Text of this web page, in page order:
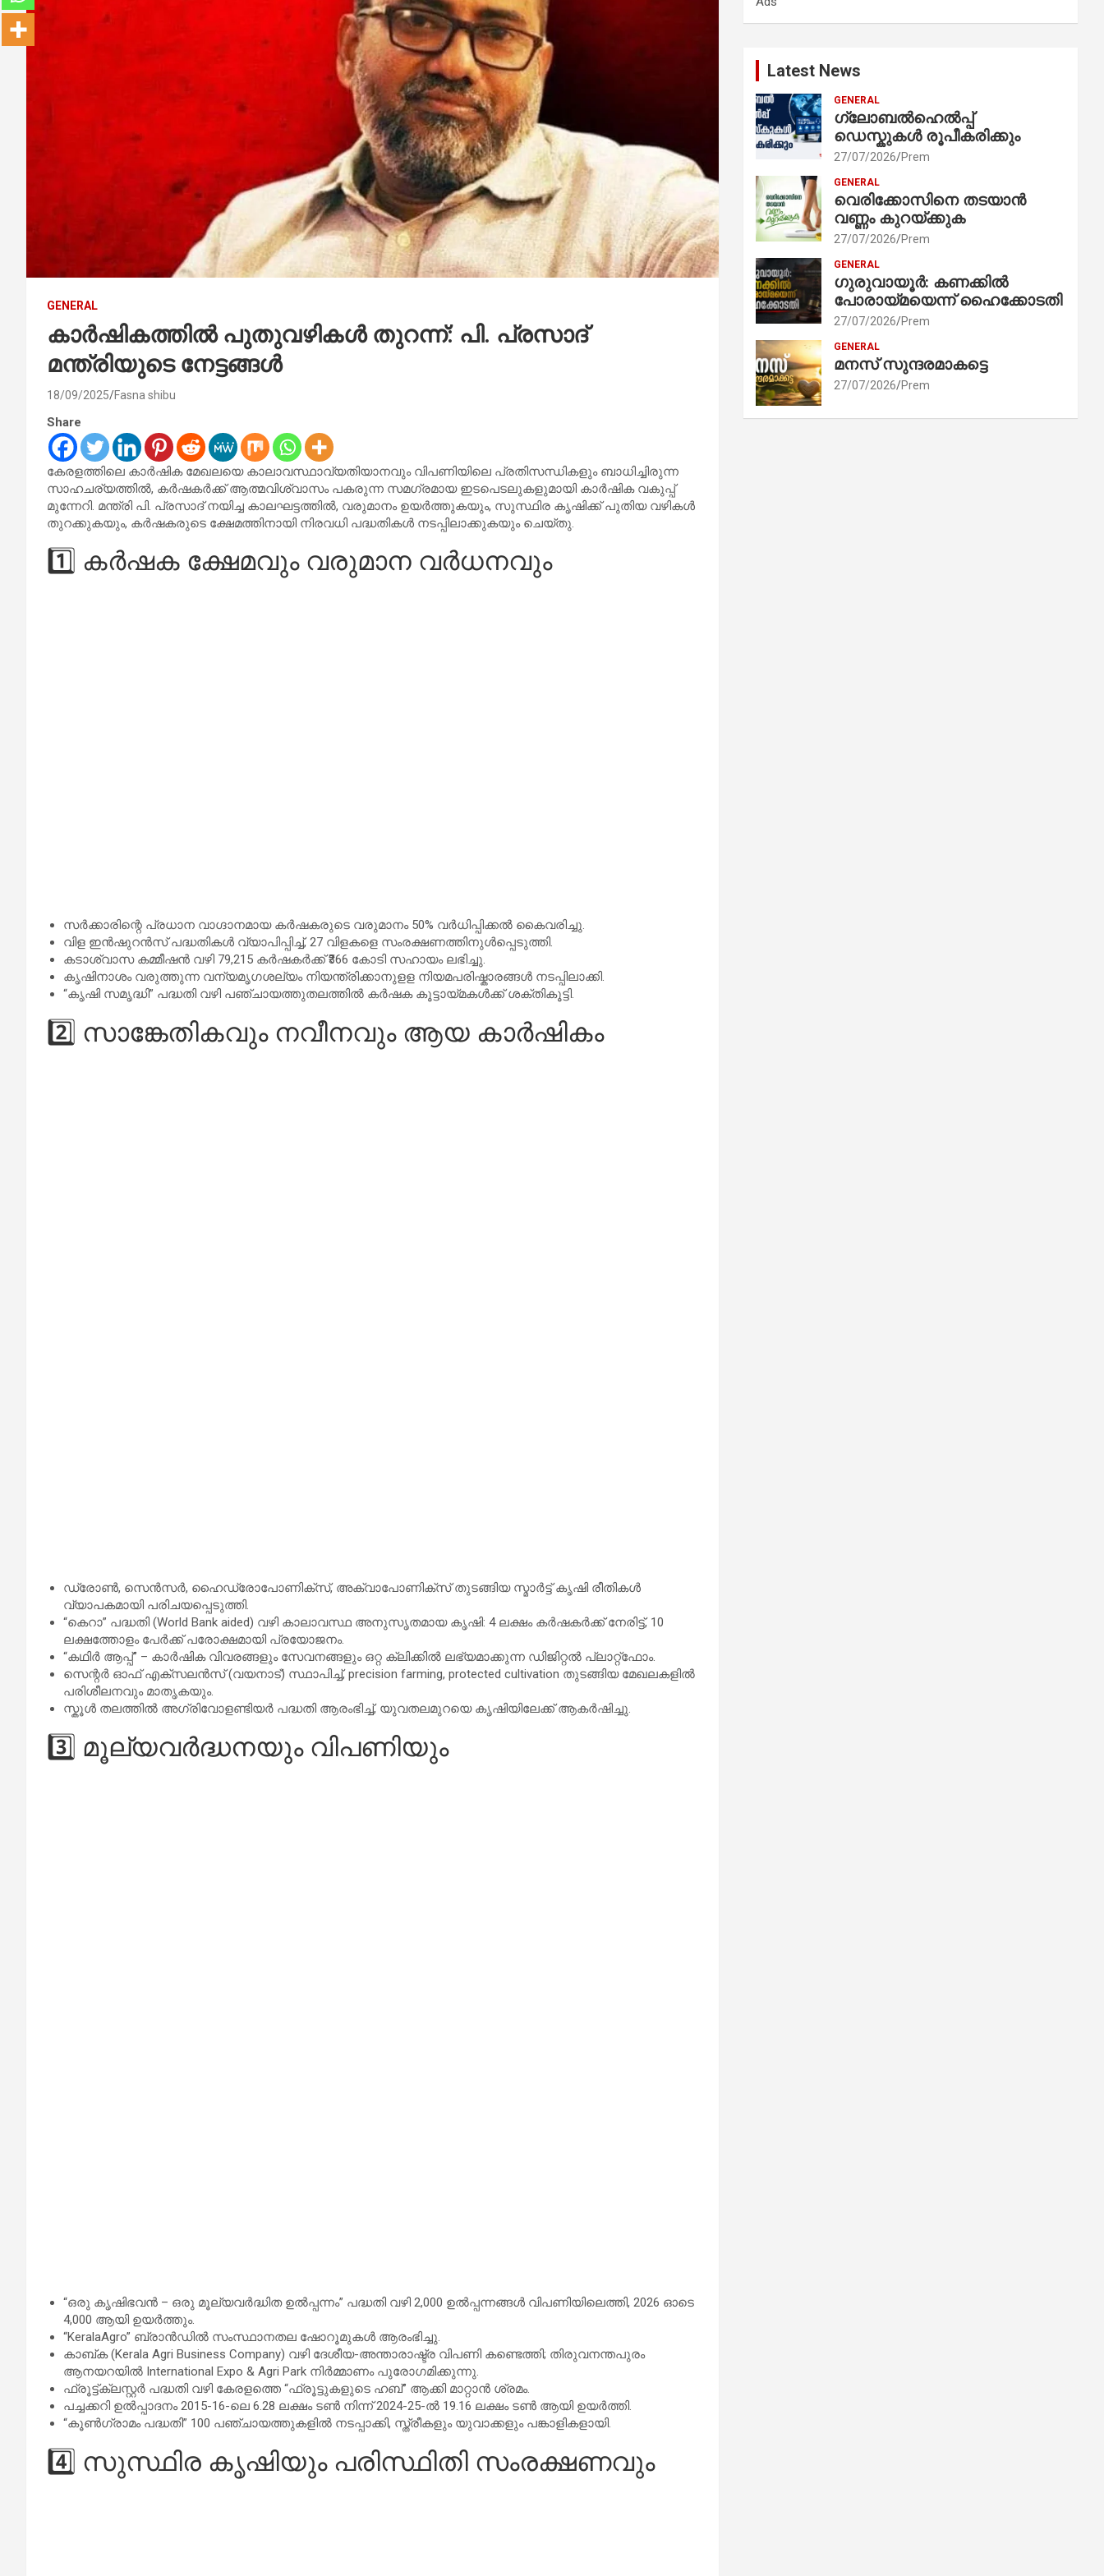
GENERAL
കാർഷികത്തിൽ പുതുവഴികൾ തുറന്ന്: പി. പ്രസാദ്
മന്ത്രിയുടെ നേട്ടങ്ങൾ
18/09/2025 Fasna shibu
Share
കേരളത്തിലെ കാർഷിക മേഖലയെ കാലാവസ്ഥാവ്യതിയാനവും വിപണിയിലെ പ്രതിസന്ധികളും ബാധിച്ചിരുന്ന
സാഹചര്യത്തിൽ, കർഷകർക്ക് ആത്മവിശ്വാസം പകരുന്ന സമഗ്രമായ ഇടപെടലുകളുമായി കാർഷിക വകുപ്പ്
മുന്നേറി. മന്ത്രി പി. പ്രസാദ് നയിച്ച കാലഘട്ടത്തിൽ, വരുമാനം ഉയർത്തുകയും, സുസ്ഥിര കൃഷിക്ക് പുതിയ വഴികൾ
തുറക്കുകയും, കർഷകരുടെ ക്ഷേമത്തിനായി നിരവധി പദ്ധതികൾ നടപ്പിലാക്കുകയും ചെയ്തു.
1️⃣ കർഷക ക്ഷേമവും വരുമാന വർധനവും
സർക്കാരിന്റെ പ്രധാന വാഗ്ദാനമായ കർഷകരുടെ വരുമാനം 50% വർധിപ്പിക്കൽ കൈവരിച്ചു.
വിള ഇൻഷുറൻസ് പദ്ധതികൾ വ്യാപിപ്പിച്ച്, 27 വിളകളെ സംരക്ഷണത്തിനുള്‍പ്പെടുത്തി.
കടാശ്വാസ കമ്മീഷൻ വഴി 79,215 കർഷകർക്ക് ₹366 കോടി സഹായം ലഭിച്ചു.
കൃഷിനാശം വരുത്തുന്ന വന്യമൃഗശല്യം നിയന്ത്രിക്കാനുളള നിയമപരിഷ്കാരങ്ങൾ നടപ്പിലാക്കി.
“കൃഷി സമൃദ്ധി” പദ്ധതി വഴി പഞ്ചായത്തുതലത്തിൽ കർഷക കൂട്ടായ്മകൾക്ക് ശക്തികൂട്ടി.
2️⃣ സാങ്കേതികവും നവീനവും ആയ കാർഷികം
ഡ്രോൺ, സെൻസർ, ഹൈഡ്രോപോണിക്സ്, അക്വാപോണിക്സ് തുടങ്ങിയ സ്മാർട്ട് കൃഷി രീതികൾ
വ്യാപകമായി പരിചയപ്പെടുത്തി.
“കെറാ” പദ്ധതി (World Bank aided) വഴി കാലാവസ്ഥ അനുസൃതമായ കൃഷി: 4 ലക്ഷം കർഷകർക്ക് നേരിട്ട്, 10
ലക്ഷത്തോളം പേർക്ക് പരോക്ഷമായി പ്രയോജനം.
“കഥിർ ആപ്പ്” – കാർഷിക വിവരങ്ങളും സേവനങ്ങളും ഒറ്റ ക്ലിക്കിൽ ലഭ്യമാക്കുന്ന ഡിജിറ്റൽ പ്ലാറ്റ്‌ഫോം.
സെന്റർ ഓഫ് എക്സലൻസ് (വയനാട്) സ്ഥാപിച്ച്, precision farming, protected cultivation തുടങ്ങിയ മേഖലകളിൽ
പരിശീലനവും മാതൃകയും.
സ്കൂൾ തലത്തിൽ അഗ്രിവോളണ്ടിയർ പദ്ധതി ആരംഭിച്ച്, യുവതലമുറയെ കൃഷിയിലേക്ക് ആകർഷിച്ചു.
3️⃣ മൂല്യവർദ്ധനയും വിപണിയും
“ഒരു കൃഷിഭവൻ – ഒരു മൂല്യവർദ്ധിത ഉൽപ്പന്നം” പദ്ധതി വഴി 2,000 ഉൽപ്പന്നങ്ങൾ വിപണിയിലെത്തി, 2026 ഓടെ
4,000 ആയി ഉയർത്തും.
“KeralaAgro” ബ്രാൻഡിൽ സംസ്ഥാനതല ഷോറൂമുകൾ ആരംഭിച്ചു.
കാബ്‌ക (Kerala Agri Business Company) വഴി ദേശീയ-അന്താരാഷ്ട്ര വിപണി കണ്ടെത്തി; തിരുവനന്തപുരം
ആനയറയിൽ International Expo & Agri Park നിർമ്മാണം പുരോഗമിക്കുന്നു.
ഫ്രൂട്ട്ക്ലസ്റ്റർ പദ്ധതി വഴി കേരളത്തെ “ഫ്രൂട്ടുകളുടെ ഹബ്” ആക്കി മാറ്റാൻ ശ്രമം.
പച്ചക്കറി ഉൽപ്പാദനം 2015-16-ലെ 6.28 ലക്ഷം ടൺ നിന്ന് 2024-25-ൽ 19.16 ലക്ഷം ടൺ ആയി ഉയർത്തി.
“കൂൺഗ്രാമം പദ്ധതി” 100 പഞ്ചായത്തുകളിൽ നടപ്പാക്കി, സ്ത്രീകളും യുവാക്കളും പങ്കാളികളായി.
4️⃣ സുസ്ഥിര കൃഷിയും പരിസ്ഥിതി സംരക്ഷണവും
Latest News
GENERAL
ഗ്ലോബൽഹെൽപ്പ്
ഡെസ്കുകൾ രൂപീകരിക്കും
27/07/2026 Prem
GENERAL
വെരിക്കോസിനെ തടയാൻ
വണ്ണം കുറയ്ക്കുക
27/07/2026 Prem
GENERAL
ഗുരുവായൂർ: കണക്കിൽ
പോരായ്മയെന്ന് ഹൈക്കോടതി
27/07/2026 Prem
GENERAL
മനസ് സുന്ദരമാകട്ടെ
27/07/2026 Prem